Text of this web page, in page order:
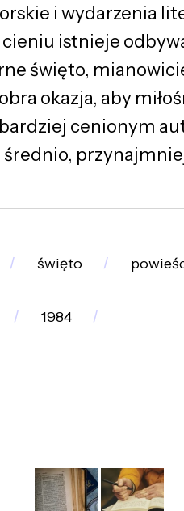
i wydarzenia
cieniu istnieje
święto,
okazja, aby
cenionym
święto
1984